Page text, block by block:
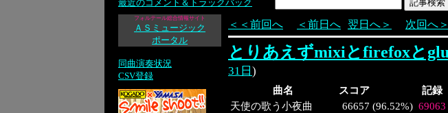
最近のコメント＆トラックバック
フォルテール総合情報サイト
ＡＳミュージック
ポータル
同曲演奏状況
CSV登録
＜＜前回へ ＜前日へ 翌日へ＞ 次回へ
とりあえずmixiとfirefoxと
31日 )
曲名 スコア 記録
天使の歌う小夜曲
66657 (96.52%) 69063